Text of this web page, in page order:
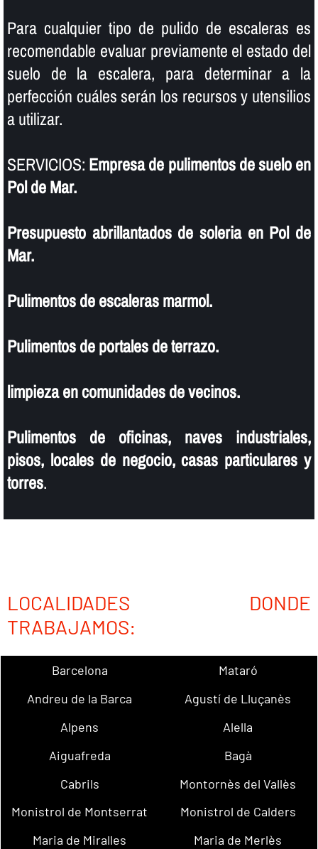
Para cualquier tipo de pulido de escaleras es
recomendable evaluar previamente el estado del
suelo de la escalera, para determinar a la
perfección cuáles serán los recursos y utensilios
a utilizar.
SERVICIOS: Empresa de pulimentos de suelo en
Pol de Mar.
Presupuesto abrillantados de soleria en Pol de
Mar.
Pulimentos de escaleras marmol.
Pulimentos de portales de terrazo.
limpieza en comunidades de vecinos.
Pulimentos de oficinas, naves industriales,
pisos, locales de negocio, casas particulares y
torres.
LOCALIDADES DONDE
TRABAJAMOS:
Barcelona
Mataró
Andreu de la Barca
Agustí de Lluçanès
Alpens
Alella
Aiguafreda
Bagà
Cabrils
Montornès del Vallès
Monistrol de Montserrat
Monistrol de Calders
Maria de Miralles
Maria de Merlès